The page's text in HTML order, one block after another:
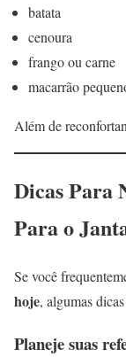
batata
cenoura
frango ou carne
macarrão
Além de
Dicas Para
Para o
Se você
hoje, algumas
Planeje suas